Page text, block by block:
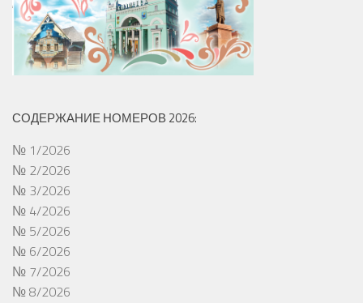
СОДЕРЖАНИЕ НОМЕРОВ 2026:
№ 1/2026
№ 2/2026
№ 3/2026
№ 4/2026
№ 5/2026
№ 6/2026
№ 7/2026
№ 8/2026